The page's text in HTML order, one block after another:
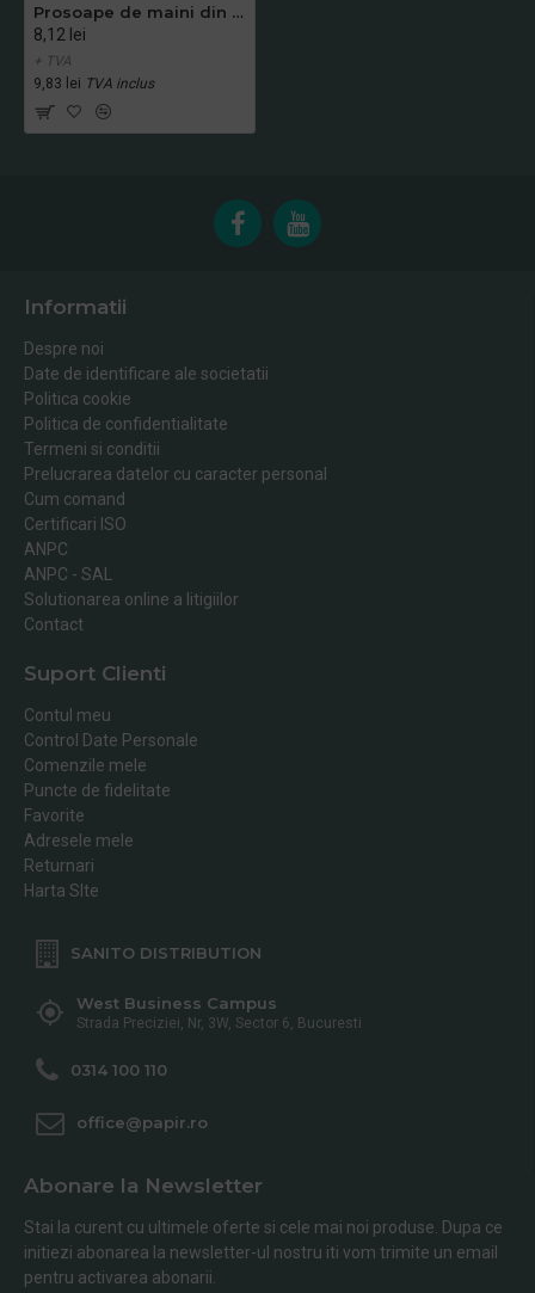
Prosoape de maini din hartie, pliate in Z, maro - EcoNatural Z, LUCART
8,12 lei
+ TVA
9,83 lei TVA inclus
Informatii
Despre noi
Date de identificare ale societatii
Politica cookie
Politica de confidentialitate
Termeni si conditii
Prelucrarea datelor cu caracter personal
Cum comand
Certificari ISO
ANPC
ANPC - SAL
Solutionarea online a litigiilor
Contact
Suport Clienti
Contul meu
Control Date Personale
Comenzile mele
Puncte de fidelitate
Favorite
Adresele mele
Returnari
Harta SIte
SANITO DISTRIBUTION
West Business Campus
Strada Preciziei, Nr, 3W, Sector 6, Bucuresti
0314 100 110
office@papir.ro
Abonare la Newsletter
Stai la curent cu ultimele oferte si cele mai noi produse. Dupa ce
initiezi abonarea la newsletter-ul nostru iti vom trimite un email
pentru activarea abonarii.